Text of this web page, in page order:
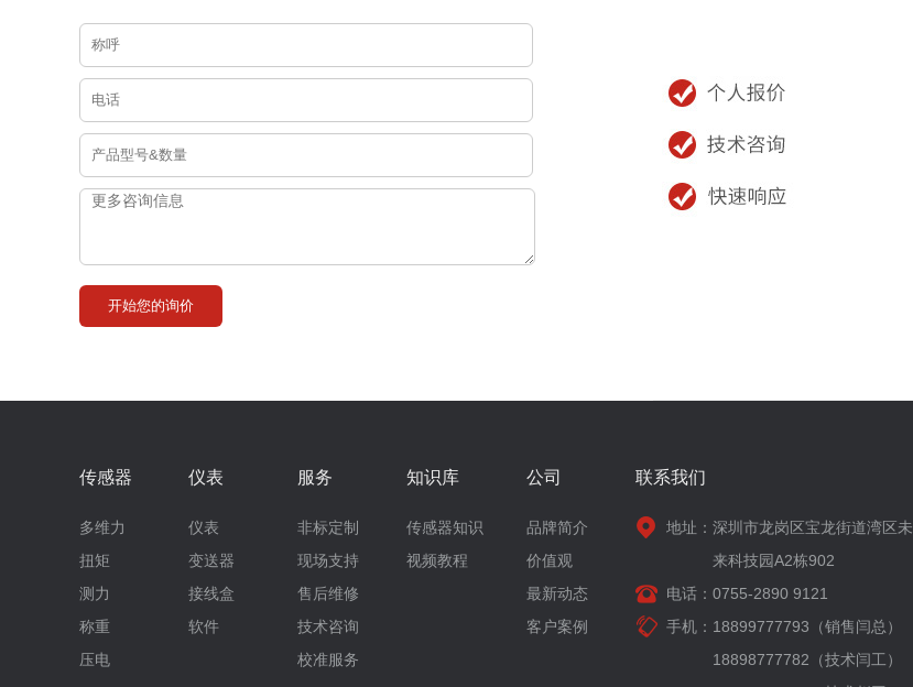
传感器
多维力
扭矩
测力
称重
压电
仪表
仪表
变送器
接线盒
软件
服务
非标定制
现场支持
售后维修
技术咨询
校准服务
知识库
传感器知识
视频教程
公司
品牌简介
价值观
最新动态
客户案例
联系我们
地址： 深圳市龙岗区宝龙街道湾区未
来科技园A2栋902
电话： 0755-2890 9121
手机： 18899777793（销售闫总）
18898777782（技术闫工）